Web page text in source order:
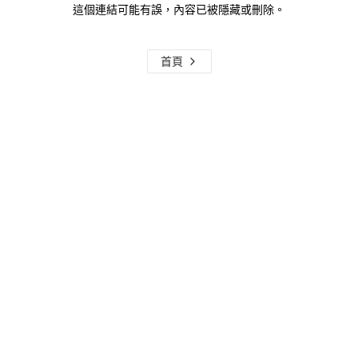
這個連結可能有誤，內容已被隱藏或刪除。
首頁